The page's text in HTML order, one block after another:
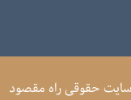
سایت حقوقی راه مقصود